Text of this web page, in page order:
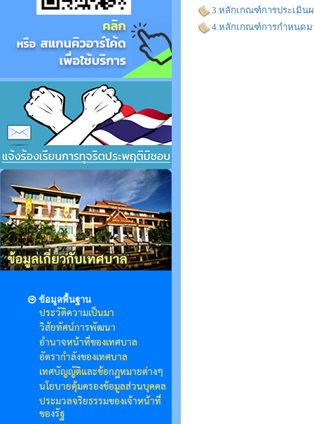
ข้อมูลพื้นฐาน
ประวัติความเป็นมา
วิสัยทัศน์การพัฒนา
อำนาจหน้าที่ของเทศบาล
อัตรากำลังของเทศบาล
เทศบัญญัติและข้อกฎหมายต่างๆ
นโยบายคุ้มครองข้อมูลส่วนบุคคล
ประมวลจริยธรรมของเจ้าหน้าที่
ของรัฐ
3.หลักเกณฑ์การประเมิน
4.หลักเกณฑ์การกำหนดม